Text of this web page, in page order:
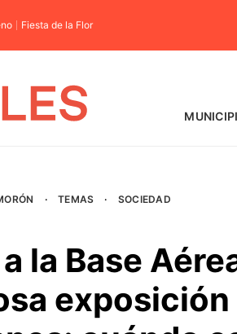
Fiesta de la Flor
· TEMAS · SOCIEDAD
la Base
exposición